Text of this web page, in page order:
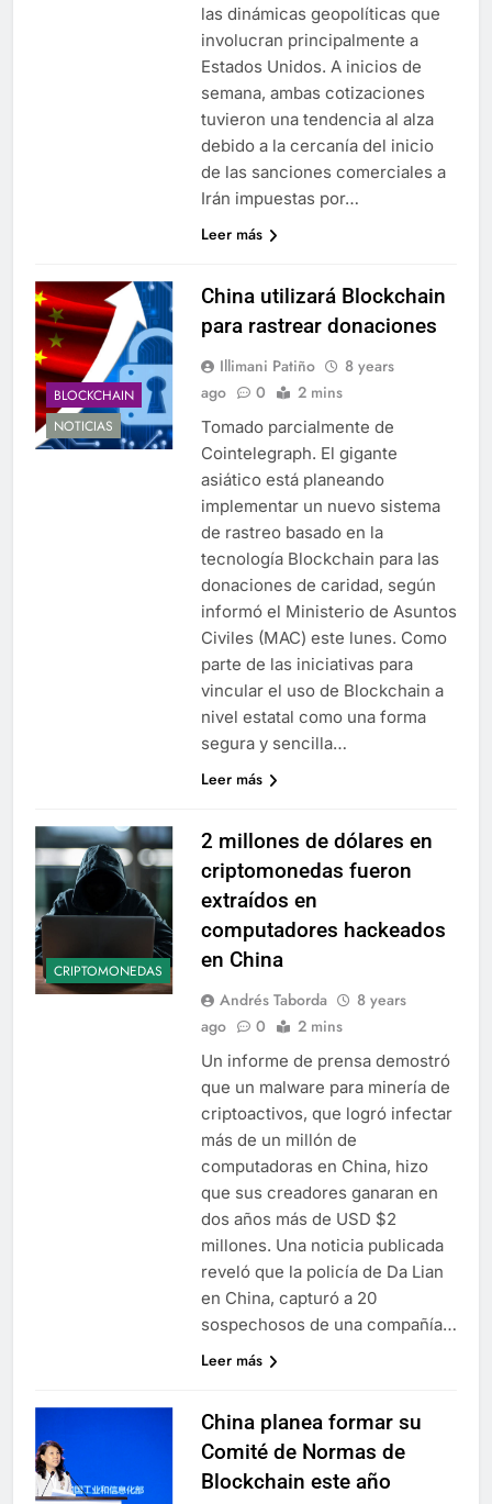
las dinámicas geopolíticas que
involucran principalmente a
Estados Unidos. A inicios de
semana, ambas cotizaciones
tuvieron una tendencia al alza
debido a la cercanía del inicio
de las sanciones comerciales a
Irán impuestas por…
Leer más
BLOCKCHAIN
NOTICIAS
China utilizará Blockchain
para rastrear donaciones
Illimani Patiño
8 years
ago
0 2 mins
Tomado parcialmente de
Cointelegraph. El gigante
asiático está planeando
implementar un nuevo sistema
de rastreo basado en la
tecnología Blockchain para las
donaciones de caridad, según
informó el Ministerio de Asuntos
Civiles (MAC) este lunes. Como
parte de las iniciativas para
vincular el uso de Blockchain a
nivel estatal como una forma
segura y sencilla…
Leer más
CRIPTOMONEDAS
2 millones de dólares en
criptomonedas fueron
extraídos en
computadores hackeados
en China
Andrés Taborda
8 years
ago
0 2 mins
Un informe de prensa demostró
que un malware para minería de
criptoactivos, que logró infectar
más de un millón de
computadoras en China, hizo
que sus creadores ganaran en
dos años más de USD $2
millones. Una noticia publicada
reveló que la policía de Da Lian
en China, capturó a 20
sospechosos de una compañía…
Leer más
China planea formar su
Comité de Normas de
Blockchain este año